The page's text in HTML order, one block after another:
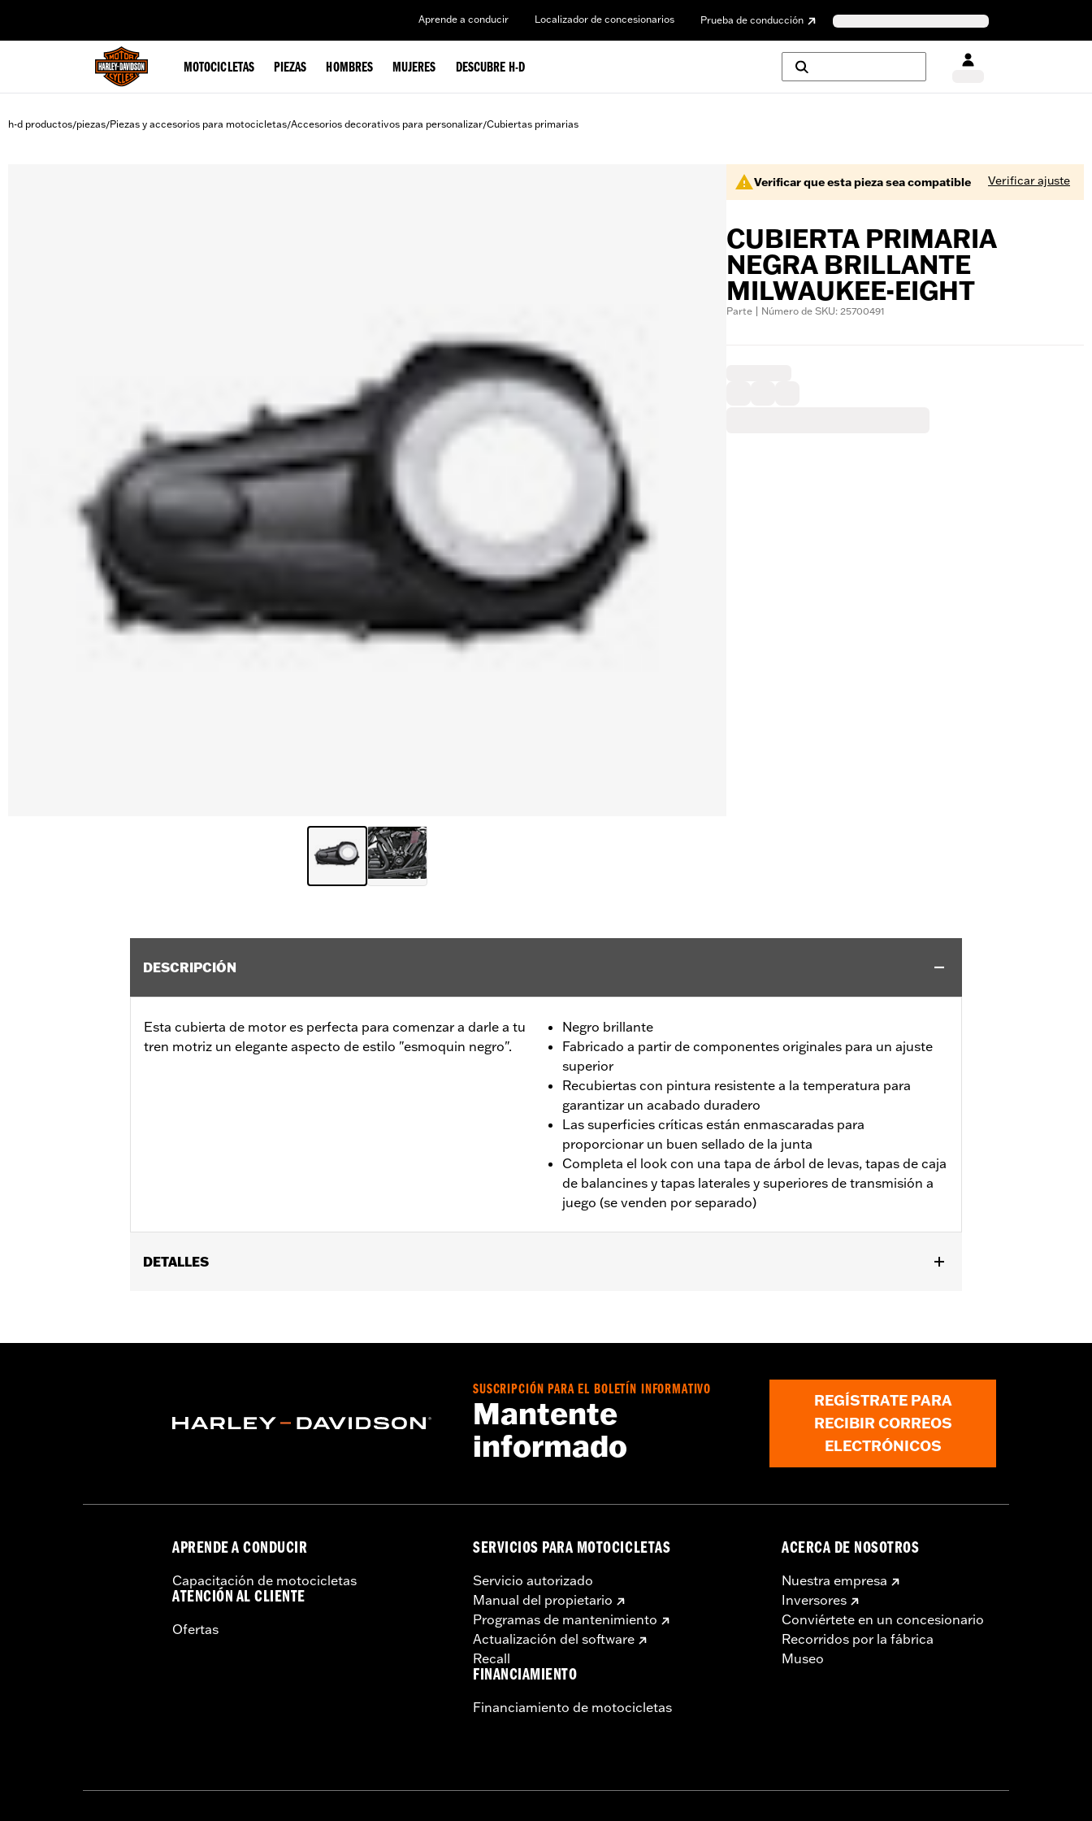
Aprende a conducir Localizador de concesionarios Prueba de conducción
MOTOCICLETAS PIEZAS HOMBRES MUJERES DESCUBRE H-D
h-d productos/piezas/Piezas y accesorios para motocicletas/Accesorios decorativos para personalizar/Cubiertas primarias
Verificar que esta pieza sea compatible Verificar ajuste
CUBIERTA PRIMARIA
NEGRA BRILLANTE
MILWAUKEE-EIGHT
Parte | Número de SKU: 25700491
DESCRIPCIÓN
Esta cubierta de motor es perfecta para comenzar a darle a tu
tren motriz un elegante aspecto de estilo "esmoquin negro".
Negro brillante
Fabricado a partir de componentes originales para un ajuste
superior
Recubiertas con pintura resistente a la temperatura para
garantizar un acabado duradero
Las superficies críticas están enmascaradas para
proporcionar un buen sellado de la junta
Completa el look con una tapa de árbol de levas, tapas de caja
de balancines y tapas laterales y superiores de transmisión a
juego (se venden por separado)
DETALLES
GARANTÍA:1 year limited warranty – Go towww.h-d.com/warrantyfor full details
SUSCRIPCIÓN PARA EL BOLETÍN INFORMATIVO
Mantente
informado
REGÍSTRATE PARA
RECIBIR CORREOS
ELECTRÓNICOS
APRENDE A CONDUCIR
Capacitación de motocicletas
ATENCIÓN AL CLIENTE
Ofertas
SERVICIOS PARA MOTOCICLETAS
Servicio autorizado
Manual del propietario
Programas de mantenimiento
Actualización del software
Recall
FINANCIAMIENTO
Financiamiento de motocicletas
ACERCA DE NOSOTROS
Nuestra empresa
Inversores
Conviértete en un concesionario
Recorridos por la fábrica
Museo